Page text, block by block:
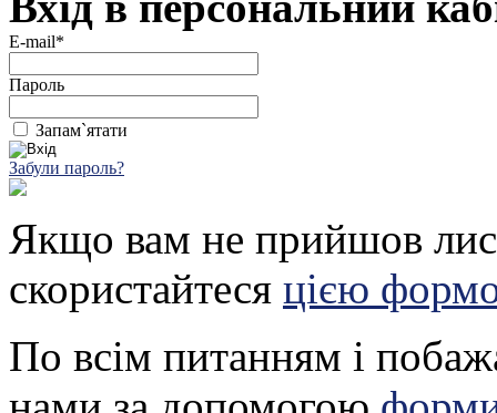
E-mail*
Пароль
Запам`ятати
Забули пароль?
Якщо вам не прийшов
скористайтеся цією
По всім питанням і